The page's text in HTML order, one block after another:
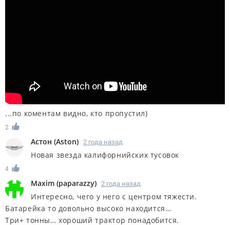
...по коментам видно, кто пропустил)
2
Астон (Aston) 2 года назад
Новая звезда калифорнийских тусовок
4
Maxim (paparazzy) 2 года назад
Интересно, чего у него с центром тяжести.
Батарейка то довольно высоко находится…
Три+ тонны… хороший трактор понадобится.